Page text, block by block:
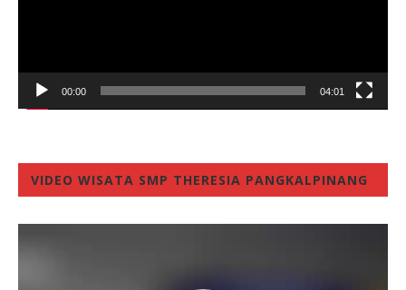
00:00 04:01
VIDEO WISATA SMP THERESIA PANGKALPINANG